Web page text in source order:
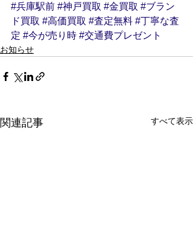
#兵庫駅前 #神戸買取 #金買取 #ブラン
ド買取 #高価買取 #査定無料 #丁寧な査
定 #今が売り時 #交通費プレゼント
お知らせ
関連記事 すべて表示